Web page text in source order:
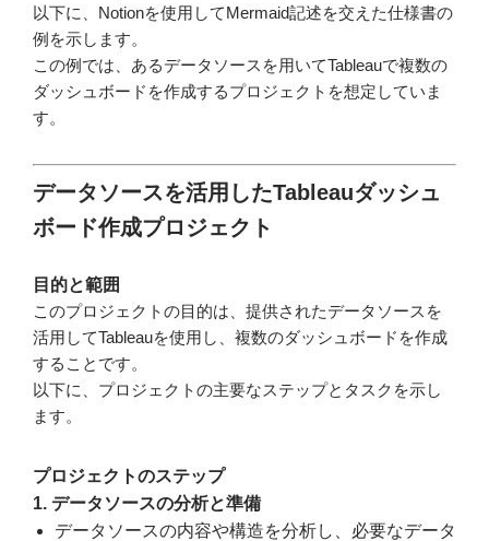
以下に、Notionを使用してMermaid記述を交えた仕様書の
例を示します。
この例では、あるデータソースを用いてTableauで複数の
ダッシュボードを作成するプロジェクトを想定していま
す。
データソースを活用したTableauダッシュ
ボード作成プロジェクト
目的と範囲
このプロジェクトの目的は、提供されたデータソースを
活用してTableauを使用し、複数のダッシュボードを作成
することです。
以下に、プロジェクトの主要なステップとタスクを示し
ます。
プロジェクトのステップ
1. データソースの分析と準備
データソースの内容や構造を分析し、必要なデータ